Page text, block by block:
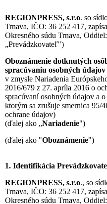
REGIONPRESS, s.r.o. so
Trnava, IČO: 36 252 417,
Okresného súdu Trnava,
„Prevádzkovateľ")
Oboznámenie dotknutých
spracúvaniu osobných údajov
v zmysle Nariadenia
2016/679 z 27. apríla 2016 o
spracúvaní osobných údajov a
ktorým sa zrušuje smernica 95/
ochrane údajov)
(ďalej ako „Nariadenie")
(ďalej ako "Oboznámenie")
1. Identifikácia
REGIONPRESS, s.r.o., so
Trnava, IČO: 36 252 417,
Okresného súdu Trnava,